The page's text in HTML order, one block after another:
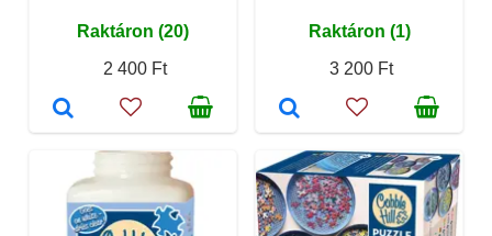
Raktáron (20)
2 400 Ft
Raktáron (1)
3 200 Ft